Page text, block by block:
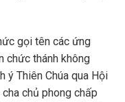
gọi tên các ứng
chức thánh không
ý Thiên Chúa qua Hội
chủ phong chấp